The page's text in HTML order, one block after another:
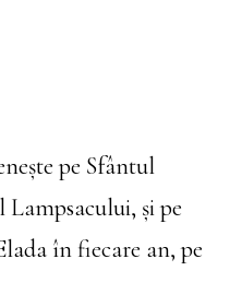
pe Sfântul
Lampsacului, și pe
în fiecare an, pe